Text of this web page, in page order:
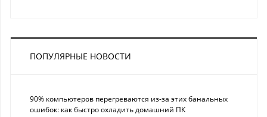
ПОПУЛЯРНЫЕ НОВОСТИ
90% компьютеров перегреваются из-за этих банальных
ошибок: как быстро охладить домашний ПК